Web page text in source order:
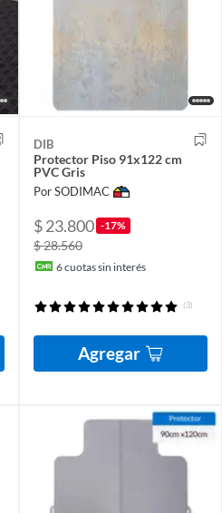
DIB
Protector Piso 91x122 cm
PVC Gris
Por SODIMAC
$ 23.800 -17%
$ 28.560
6cuotas sin interés
(3)
Agregar